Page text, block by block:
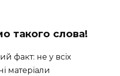
такого слова!
факт: не у всіх
матеріали